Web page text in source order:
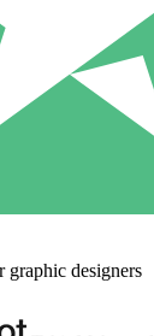
graphic designers